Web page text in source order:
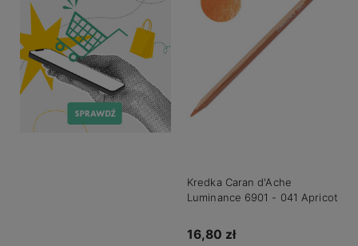
Kredka Caran d'Ache
Luminance 6901 - 041 Apricot
16,80 zł